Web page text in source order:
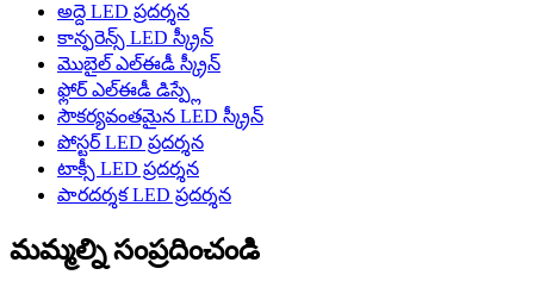
అద్దె LED ప్రదర్శన
కాన్ఫరెన్స్ LED స్క్రీన్
మొబైల్ ఎల్‌ఈడీ స్క్రీన్
ఫ్లోర్ ఎల్‌ఈడీ డిస్ప్లే
సౌకర్యవంతమైన LED స్క్రీన్
పోస్టర్ LED ప్రదర్శన
టాక్సీ LED ప్రదర్శన
పారదర్శక LED ప్రదర్శన
మమ్మల్ని సంప్రదించండి